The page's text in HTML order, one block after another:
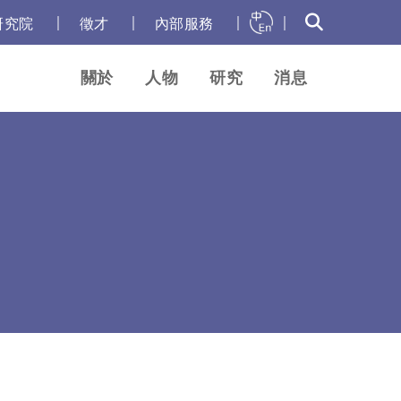
究院 徵才 內部服務
關於 人物 研究 消息